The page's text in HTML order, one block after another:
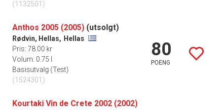
(1132501)
Anthos 2005 (2005) (utsolgt)
Rødvin, Hellas, Hellas
Pris: 78.00 kr
Volum: 0.75 l
Basisutvalg (Test)
(1524301)
80
POENG
Kourtaki Vin de Crete 2002 (2002)